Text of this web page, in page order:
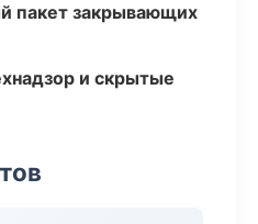
пакет закрывающих
и скрытые